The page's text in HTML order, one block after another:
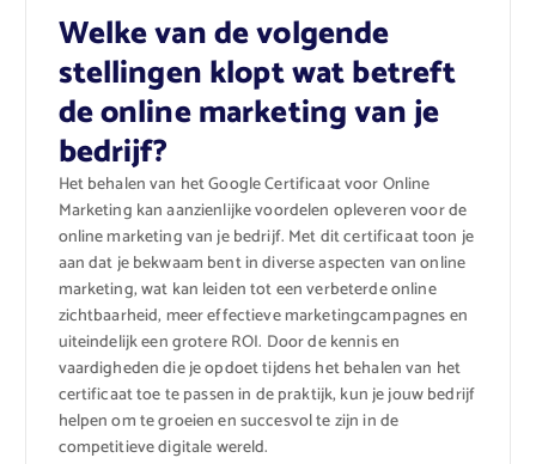
Welke van de volgende
stellingen klopt wat betreft
de online marketing van je
bedrijf?
Het behalen van het Google Certificaat voor Online
Marketing kan aanzienlijke voordelen opleveren voor de
online marketing van je bedrijf. Met dit certificaat toon je
aan dat je bekwaam bent in diverse aspecten van online
marketing, wat kan leiden tot een verbeterde online
zichtbaarheid, meer effectieve marketingcampagnes en
uiteindelijk een grotere ROI. Door de kennis en
vaardigheden die je opdoet tijdens het behalen van het
certificaat toe te passen in de praktijk, kun je jouw bedrijf
helpen om te groeien en succesvol te zijn in de
competitieve digitale wereld.